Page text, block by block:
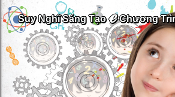
Suy Nghĩ Sáng Tạo ℯChương